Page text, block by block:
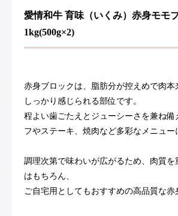
愛情和牛 育味（いくみ）赤身モモ
1kg(500g×2)
赤身ブロックは、脂肪分が控えめで肉本
しっかり感じられる部位です。
程よい歯ごたえとジューシーさを兼ね備
フやステーキ、焼肉など多彩なメニュー
調理次第で味わいが広がるため、肉質を
はもちろん、
ご自宅用としてもおすすめの高品質な赤